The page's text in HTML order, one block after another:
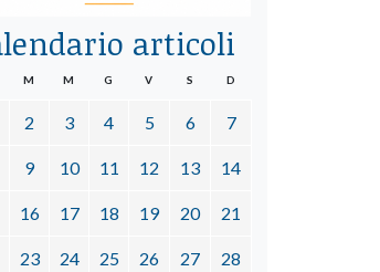
articoli
M M G V S D
2 3 4 5 6 7
9 10 11 12 13 14
16 17 18 19 20 21
23 24 25 26 27 28